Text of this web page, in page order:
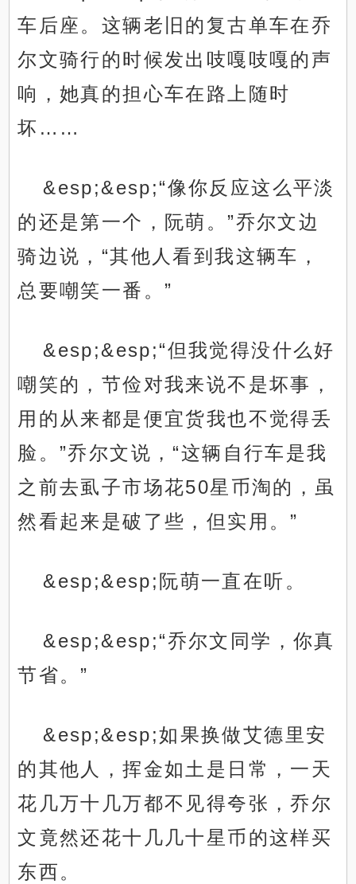
车后座。这辆老旧的复古单车在乔
尔文骑行的时候发出吱嘎吱嘎的声
响，她真的担心车在路上随时
坏……
&esp;&esp;“像你反应这么平淡
的还是第一个，阮萌。”乔尔文边
骑边说，“其他人看到我这辆车，
总要嘲笑一番。”
&esp;&esp;“但我觉得没什么好
嘲笑的，节俭对我来说不是坏事，
用的从来都是便宜货我也不觉得丢
脸。”乔尔文说，“这辆自行车是我
之前去虱子市场花50星币淘的，虽
然看起来是破了些，但实用。”
&esp;&esp;阮萌一直在听。
&esp;&esp;“乔尔文同学，你真
节省。”
&esp;&esp;如果换做艾德里安
的其他人，挥金如土是日常，一天
花几万十几万都不见得夸张，乔尔
文竟然还花十几几十星币的这样买
东西。